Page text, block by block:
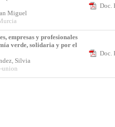
Miguel
Doc.
empresas y profesionales
verde, solidaria y por el
Silvia
union
Doc.